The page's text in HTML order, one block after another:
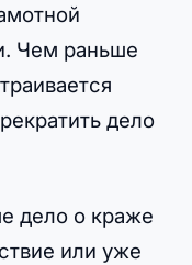
Чем раньше
дело
дело о краже
или уже